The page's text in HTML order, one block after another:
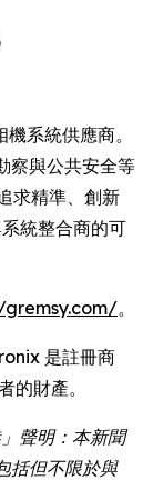
系統供應商。
察與公共安全等
求精準、創新
統整合商的可
。
是註冊商
的財產。
聲明：本新聞
括但不限於與